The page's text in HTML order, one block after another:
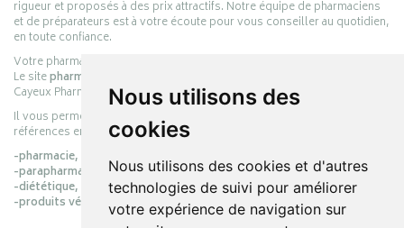
Nous utilisons des
cookies
Nous utilisons des cookies et d'autres
technologies de suivi pour améliorer
votre expérience de navigation sur
rigueur et proposés à des prix attractifs. Notre équipe de pharmaciens
et de préparateurs est à votre écoute pour vous conseiller au quotidien,
en toute confiance.
Votre pharmacie en ligne :
Le sitepharmacie-cayeux.fr
Cayeux Pharmabest Berck-sur-Mer – Rang-du-Fliers.
Il vous permet de réaliser vos achats en ligne parmi des milliers de
références en :
-pharmacie,
-parapharmacie,
-diététique,
-produits vétérinaires.